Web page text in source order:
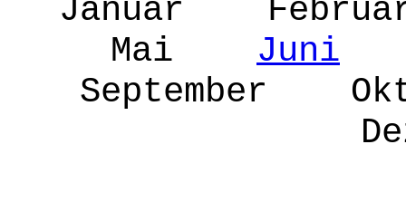
Januar
Mai Juni
September